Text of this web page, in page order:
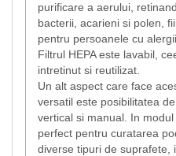
purificare a aerului,
bacterii, acarieni si polen,
pentru persoanele cu
Filtrul HEPA este lavabil,
intretinut si reutilizat.
Un alt aspect care face
versatil este posibilitatea
vertical si manual. In
perfect pentru curatarea
diverse tipuri de suprafete,